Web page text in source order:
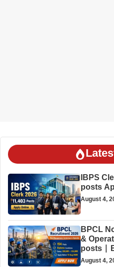
IBPS
posts
August 4,
BPCL
&
posts |
August 4,